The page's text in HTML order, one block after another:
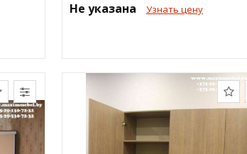
Не указана Узнать цену